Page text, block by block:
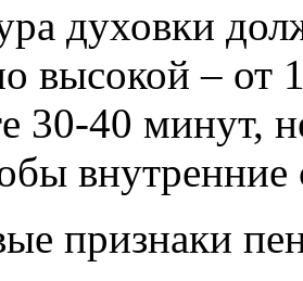
духовки
высокой – от
30-40 минут,
признаки